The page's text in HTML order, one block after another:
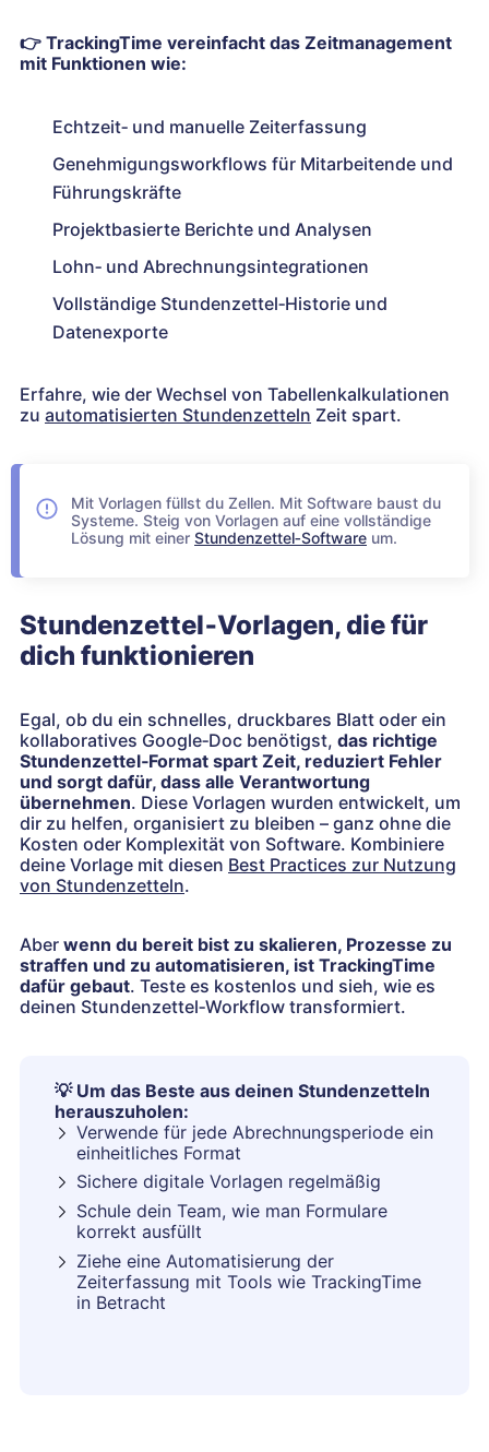
👉 TrackingTime vereinfacht das Zeitmanagement
mit Funktionen wie:
Echtzeit‑ und manuelle Zeiterfassung
Genehmigungsworkflows für Mitarbeitende und
Führungskräfte
Projektbasierte Berichte und Analysen
Lohn‑ und Abrechnungsintegrationen
Vollständige Stundenzettel‑Historie und
Datenexporte
Erfahre, wie der Wechsel von Tabellenkalkulationen
zu automatisierten Stundenzetteln Zeit spart.
Mit Vorlagen füllst du Zellen. Mit Software baust du
Systeme. Steig von Vorlagen auf eine vollständige
Lösung mit einer Stundenzettel‑Software um.
Stundenzettel‑Vorlagen, die für
dich funktionieren
Egal, ob du ein schnelles, druckbares Blatt oder ein
kollaboratives Google‑Doc benötigst, das richtige
Stundenzettel‑Format spart Zeit, reduziert Fehler
und sorgt dafür, dass alle Verantwortung
übernehmen. Diese Vorlagen wurden entwickelt, um
dir zu helfen, organisiert zu bleiben – ganz ohne die
Kosten oder Komplexität von Software. Kombiniere
deine Vorlage mit diesen Best Practices zur Nutzung
von Stundenzetteln.
Aber wenn du bereit bist zu skalieren, Prozesse zu
straffen und zu automatisieren, ist TrackingTime
dafür gebaut. Teste es kostenlos und sieh, wie es
deinen Stundenzettel‑Workflow transformiert.
💡Um das Beste aus deinen Stundenzetteln
herauszuholen:
Verwende für jede Abrechnungsperiode ein
einheitliches Format
Sichere digitale Vorlagen regelmäßig
Schule dein Team, wie man Formulare
korrekt ausfüllt
Ziehe eine Automatisierung der
Zeiterfassung mit Tools wie TrackingTime
in Betracht